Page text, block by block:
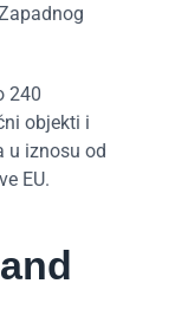
240
objekti i
u iznosu od
EU.